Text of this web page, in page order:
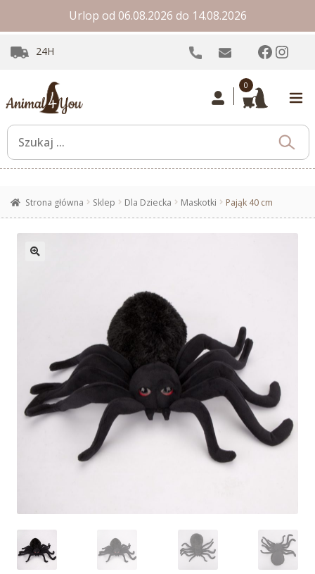
Urlop od 06.08.2026 do 14.08.2026
24H
0
Strona główna Sklep Dla Dziecka Maskotki Pająk 40 cm